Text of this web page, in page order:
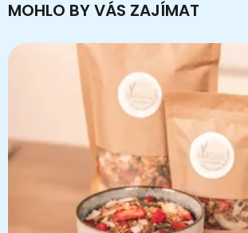
MOHLO BY VÁS ZAJÍMAT